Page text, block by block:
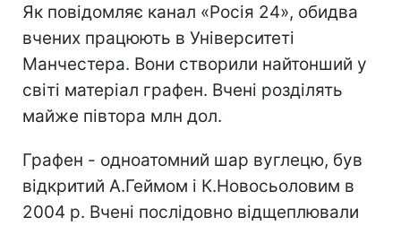
Як повідомляє канал «Росія 24», обидва
вчених працюють в Університеті
Манчестера. Вони створили найтонший у
світі матеріал графен. Вчені розділять
майже півтора млн дол.
Графен - одноатомний шар вуглецю, був
відкритий А.Геймом і К.Новосьоловим в
2004 р. Вчені послідовно відщеплювали